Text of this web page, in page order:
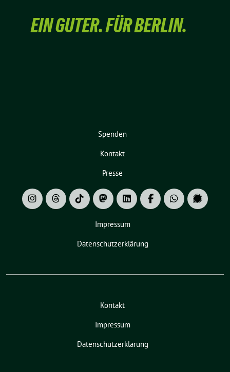
EIN GUTER. FÜR BERLIN.
Spenden
Kontakt
Presse
Impressum
Datenschutzerklärung
Kontakt
Impressum
Datenschutzerklärung